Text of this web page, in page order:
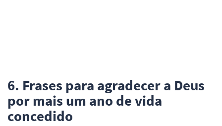
6. Frases para agradecer a Deus
por mais um ano de vida
concedido